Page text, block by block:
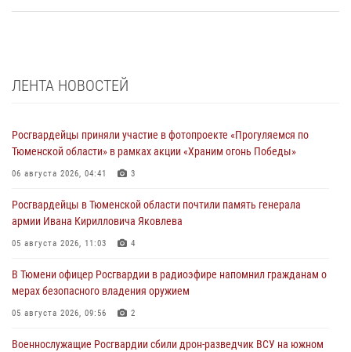
ЛЕНТА НОВОСТЕЙ
Росгвардейцы приняли участие в фотопроекте «Прогуляемся по
Тюменской области» в рамках акции «Храним огонь Победы»
06 августа 2026, 04:41 3
Росгвардейцы в Тюменской области почтили память генерала
армии Ивана Кирилловича Яковлева
05 августа 2026, 11:03 4
В Тюмени офицер Росгвардии в радиоэфире напомнил гражданам о
мерах безопасного владения оружием
05 августа 2026, 09:56 2
Военнослужащие Росгвардии сбили дрон-разведчик ВСУ на южном